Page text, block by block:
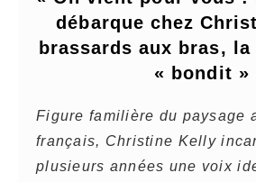
débarque chez
brassards aux bras,
« bondit »
Figure familière du paysage
français, Christine Kelly
plusieurs années une voix